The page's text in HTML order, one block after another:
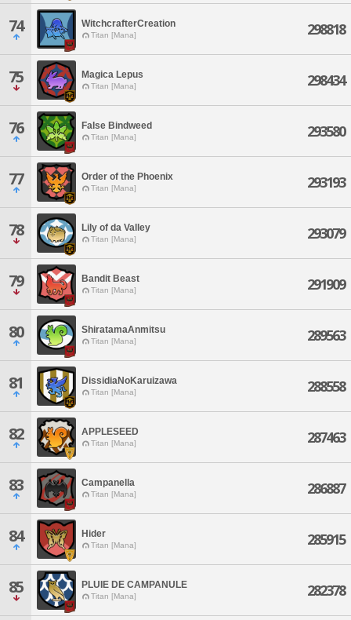
74 WitchcrafterCreation
Titan [Mana] 298818
75 Magica Lepus
Titan [Mana] 298434
76 False Bindweed
Titan [Mana] 293580
77 Order of the Phoenix
Titan [Mana] 293193
78 Lily of da Valley
Titan [Mana] 293079
79 Bandit Beast
Titan [Mana] 291909
80 ShiratamaAnmitsu
Titan [Mana] 289563
81 DissidiaNoKaruizawa
Titan [Mana] 288558
82 APPLESEED
Titan [Mana] 287463
83 Campanella
Titan [Mana] 286887
84 Hider
Titan [Mana] 285915
85 PLUIE DE CAMPANULE
Titan [Mana] 282378